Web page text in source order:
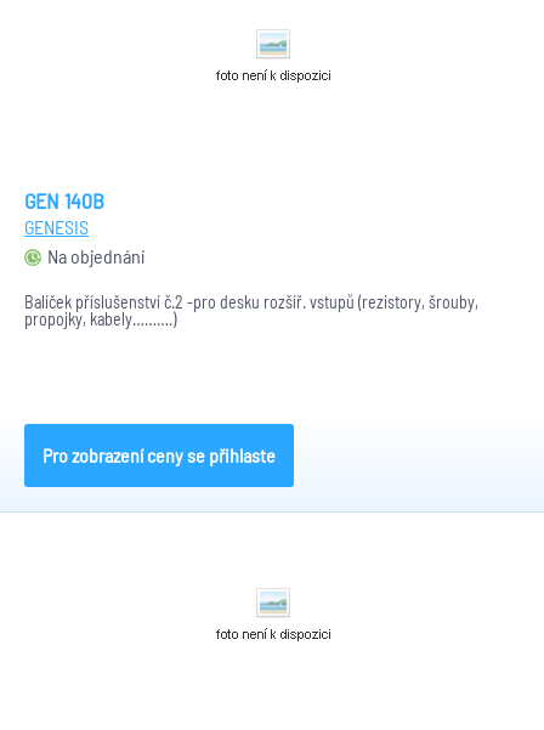
GEN 140B
GENESIS
Na objednání
Balíček příslušenství č.2 -pro desku rozšíř. vstupů (rezistory, šrouby,
propojky, kabely……….)
Pro zobrazení ceny se přihlaste